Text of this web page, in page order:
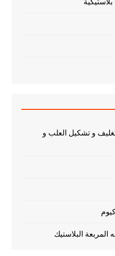
و تشكيل العلب و
المربعة البلاستيك